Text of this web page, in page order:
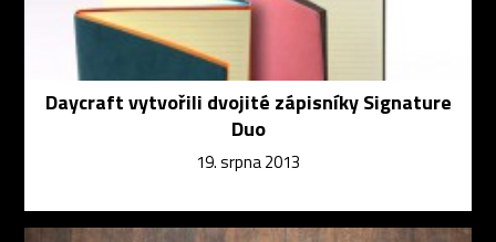
Daycraft vytvořili dvojité zápisníky Signature
Duo
19. srpna 2013